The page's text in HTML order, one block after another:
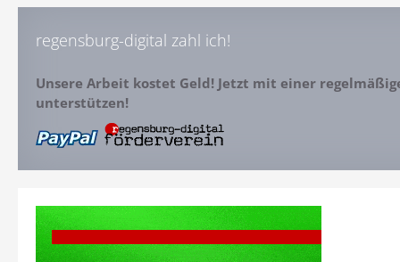
regensburg-digital zahl ich!
Unsere Arbeit kostet Geld! Jetzt mit einer
unterstützen!